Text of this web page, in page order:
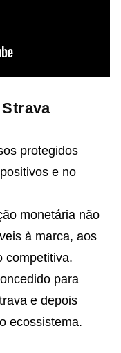
protegidos
e no
monetária não
à marca, aos
competitiva.
para
e depois
ecossistema.